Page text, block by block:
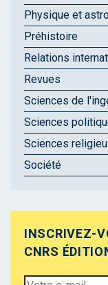
Physique et
Préhistoire
Relations
Revues
Sciences de
Sciences
Sciences
Société
INSCRIVEZ-
CNRS